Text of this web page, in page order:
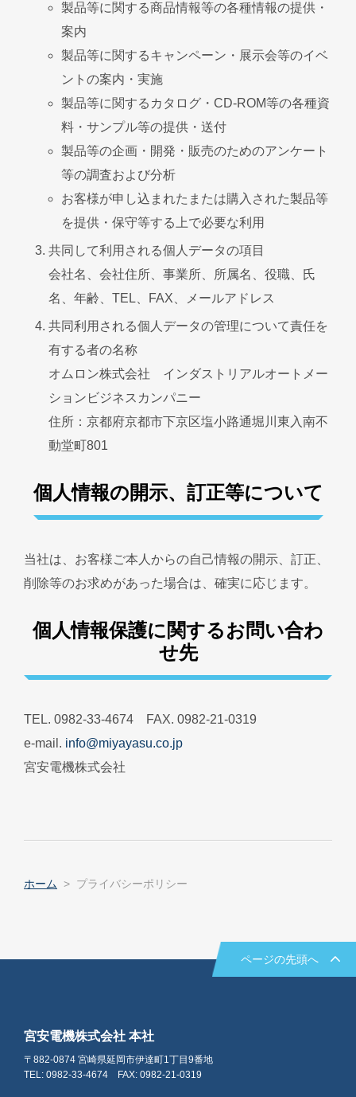
製品等に関する商品情報等の各種情報の提供・
案内
製品等に関するキャンペーン・展示会等のイベ
ントの案内・実施
製品等に関するカタログ・CD-ROM等の各種資
料・サンプル等の提供・送付
製品等の企画・開発・販売のためのアンケート
等の調査および分析
お客様が申し込まれたまたは購入された製品等
を提供・保守等する上で必要な利用
共同して利用される個人データの項目
会社名、会社住所、事業所、所属名、役職、氏
名、年齢、TEL、FAX、メールアドレス
共同利用される個人データの管理について責任を
有する者の名称
オムロン株式会社 インダストリアルオートメー
ションビジネスカンパニー
住所：京都府京都市下京区塩小路通堀川東入南不
動堂町801
個人情報の開示、訂正等について
当社は、お客様ご本人からの自己情報の開示、訂正、
削除等のお求めがあった場合は、確実に応じます。
個人情報保護に関するお問い合わ
せ先
TEL. 0982-33-4674 FAX. 0982-21-0319
e-mail. info@miyayasu.co.jp
宮安電機株式会社
ホーム プライバシーポリシー
ページの先頭へ
宮安電機株式会社 本社
〒882-0874 宮崎県延岡市伊達町1丁目9番地
TEL: 0982-33-4674 FAX: 0982-21-0319